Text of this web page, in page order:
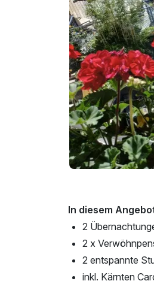
In diesem
2
2 x
2 entspannte
inkl. Kärnten